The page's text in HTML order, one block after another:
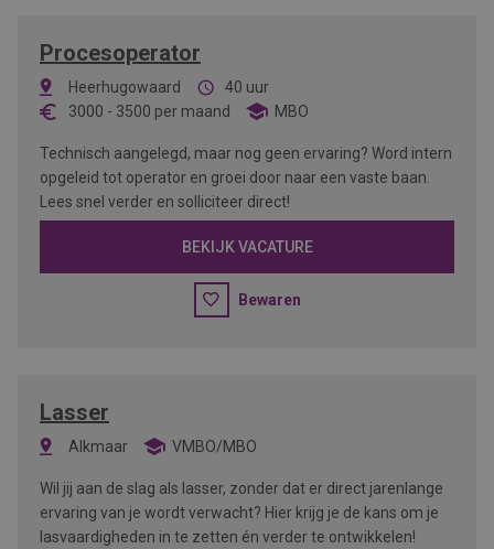
Procesoperator
Heerhugowaard
40 uur
3000 - 3500 per maand MBO
Technisch aangelegd, maar nog geen ervaring? Word intern
opgeleid tot operator en groei door naar een vaste baan.
Lees snel verder en solliciteer direct!
BEKIJK VACATURE
Bewaren
Lasser
Alkmaar VMBO/MBO
Wil jij aan de slag als lasser, zonder dat er direct jarenlange
ervaring van je wordt verwacht? Hier krijg je de kans om je
lasvaardigheden in te zetten én verder te ontwikkelen!